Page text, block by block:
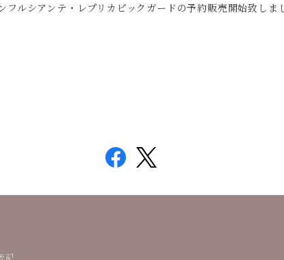
ルシアンテ・レプリカピックガードの予約販売開始致しま
記